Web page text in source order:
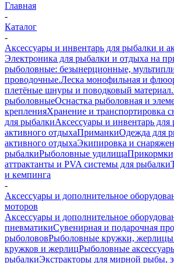
Главная
-
Каталог
-
Аксессуары и инвентарь для рыбалки и
Электроника для рыбалки и отдыха на
рыболовные: безынерционные,
проводочные.Леска монофильная и
плетёные шнуры и поводковый материал.
рыболовныеОснастка рыболовная и
крепленияХранение и транспортировка
для рыбалкиАксессуары и инвентарь для
активного отдыхаПриманкиОдежда для
активного отдыхаЭкипировка и
рыбалкиРыболовные удилища
аттрактанты и PVA системы для рыбалки
и кемпинга
-
Аксессуары и дополнительное
моторов
Аксессуары и дополнительное
пневматикиСувенирная и подарочная
рыболововРыболовные кружки, жерлицы
кружков и жерлицРыболовные
рыбалкиЭкстракторы для мирной рыбы,